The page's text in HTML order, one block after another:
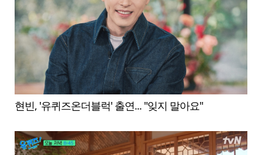
현빈, '유퀴즈온더블럭' 출연... "잊지 말아요"